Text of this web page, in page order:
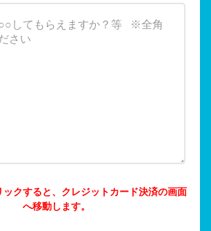
クすると、クレジットカード決済の画面
へ移動します。